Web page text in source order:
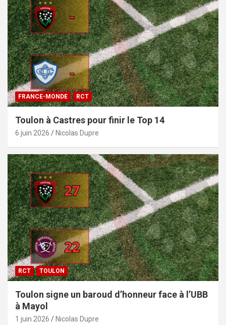
FRANCE-MONDE RCT
Toulon à Castres pour finir le Top 14
6 juin 2026 Nicolas Dupre
RCT TOULON
Toulon signe un baroud d’honneur face à l’UBB
à Mayol
1 juin 2026 Nicolas Dupre